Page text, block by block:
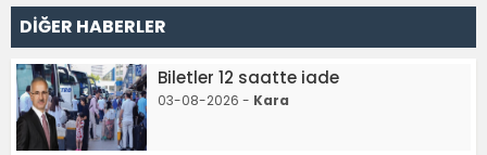
DİĞER HABERLER
Biletler 12 saatte iade
03-08-2026 - Kara